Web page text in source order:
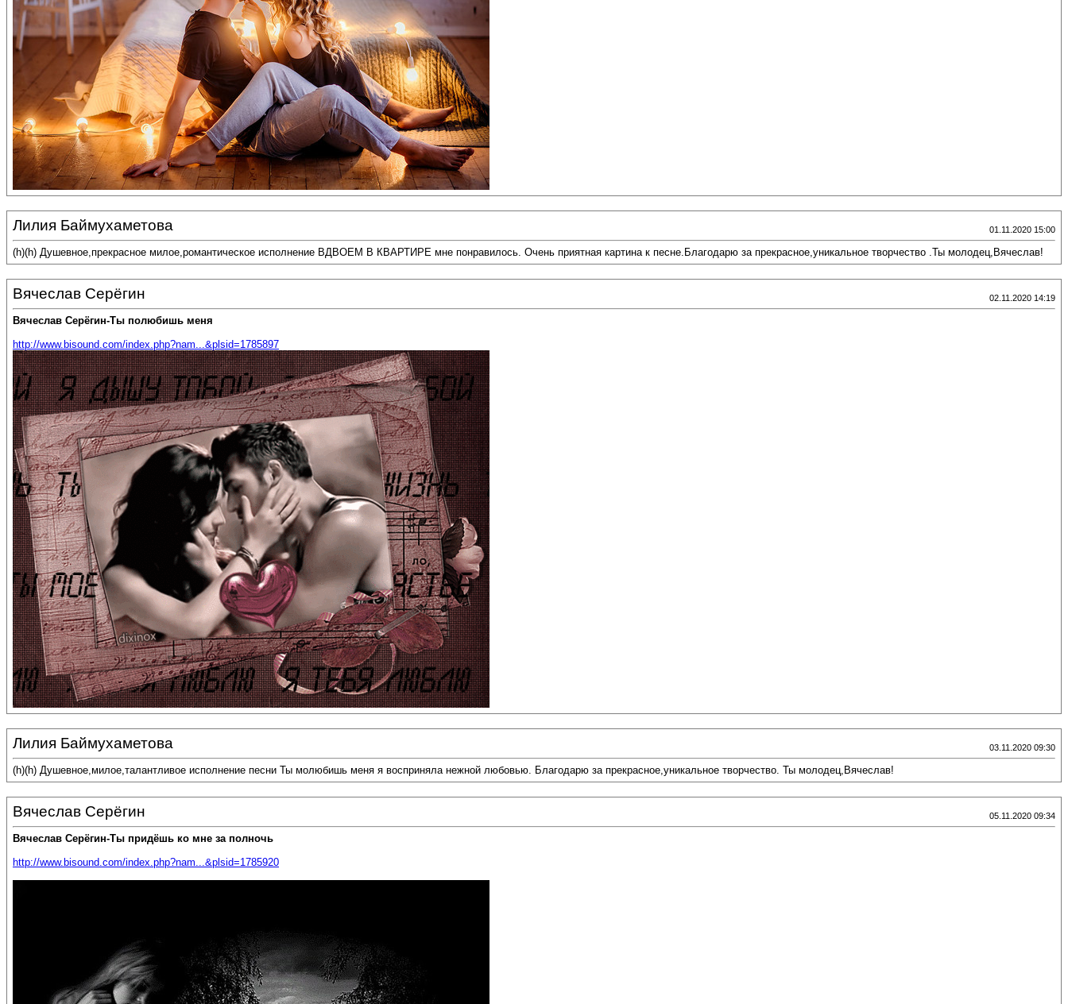
Лилия Баймухаметова 01.11.2020 15:00
(h)(h) Душевное,прекрасное милое,романтическое исполнение ВДВОЕМ В КВАРТИРЕ мне понравилось. Очень приятная картина к песне.Благодарю за прекрасное,уникальное творчество .Ты молодец,Вячеслав!
Вячеслав Серёгин 02.11.2020 14:19
Вячеслав Серёгин-Ты полюбишь меня
http://www.bisound.com/index.php?nam...&plsid=1785897
Лилия Баймухаметова 03.11.2020 09:30
(h)(h) Душевное,милое,талантливое исполнение песни Ты молюбишь меня я восприняла нежной любовью. Благодарю за прекрасное,уникальное творчество. Ты молодец,Вячеслав!
Вячеслав Серёгин 05.11.2020 09:34
Вячеслав Серёгин-Ты придёшь ко мне за полночь
http://www.bisound.com/index.php?nam...&plsid=1785920